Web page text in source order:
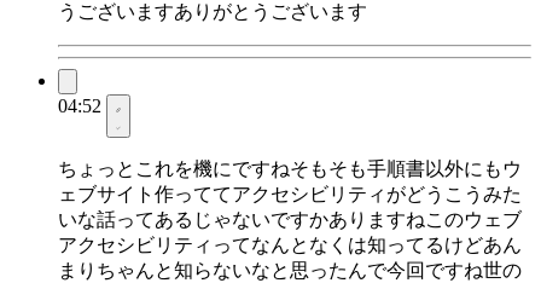
うございますありがとうございます
04:52
ちょっとこれを機にですねそもそも手順書以外にもウ
ェブサイト作っててアクセシビリティがどうこうみた
いな話ってあるじゃないですかありますねこのウェブ
アクセシビリティってなんとなくは知ってるけどあん
まりちゃんと知らないなと思ったんで今回ですね世の